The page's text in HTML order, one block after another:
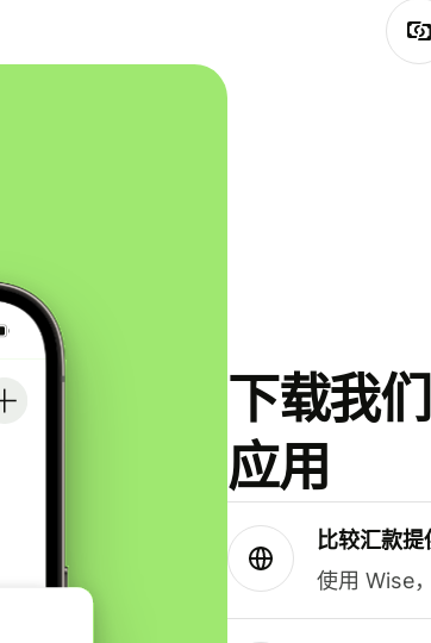
下载我
应用
比较汇款提
使用 Wise